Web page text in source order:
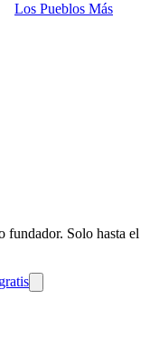
Los Pueblos Más
fundador. Solo hasta el